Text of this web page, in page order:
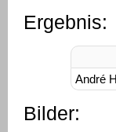
Ergebnis:
André
Bilder: